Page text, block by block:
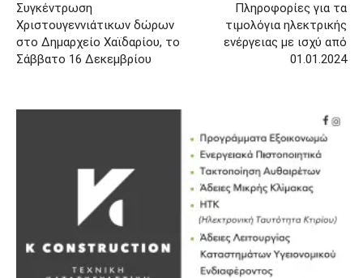
Συγκέντρωση
Χριστουγεννιάτικων δώρων
στο Δημαρχείο Χαϊδαρίου, το
Σάββατο 16 Δεκεμβρίου
Πληροφορίες για τα
τιμολόγια ηλεκτρικής
ενέργειας με ισχύ από
01.01.2024